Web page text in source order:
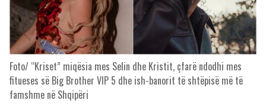
Foto/ “Kriset” miqësia mes Selin dhe Kristit, çfarë ndodhi mes
fitueses së Big Brother VIP 5 dhe ish-banorit të shtëpisë më të
famshme në Shqipëri